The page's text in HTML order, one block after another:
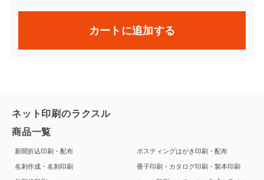
カートに追加する
ネット印刷のラクスル
商品一覧
新聞折込印刷・配布
名刺作成・名刺印刷
ポスティングはがき印刷・配布
冊子印刷・カタログ印刷・製本印刷